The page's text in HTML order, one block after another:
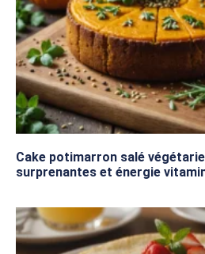
Cake potimarron salé
surprenantes et énergie